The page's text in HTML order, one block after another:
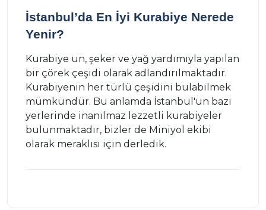
İstanbul’da En İyi Kurabiye Nerede
Yenir?
Kurabiye un, şeker ve yağ yardımıyla yapılan
bir çörek çeşidi olarak adlandırılmaktadır.
Kurabiyenin her türlü çeşidini bulabilmek
mümkündür. Bu anlamda İstanbul'un bazı
yerlerinde inanılmaz lezzetli kurabiyeler
bulunmaktadır, bizler de Miniyol ekibi
olarak meraklısı için derledik.